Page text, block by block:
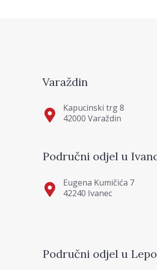
Varaždin
Kapucinski trg 8
42000 Varaždin
Područni odjel u
Eugena Kumičića 7
42240 Ivanec
Područni odjel u